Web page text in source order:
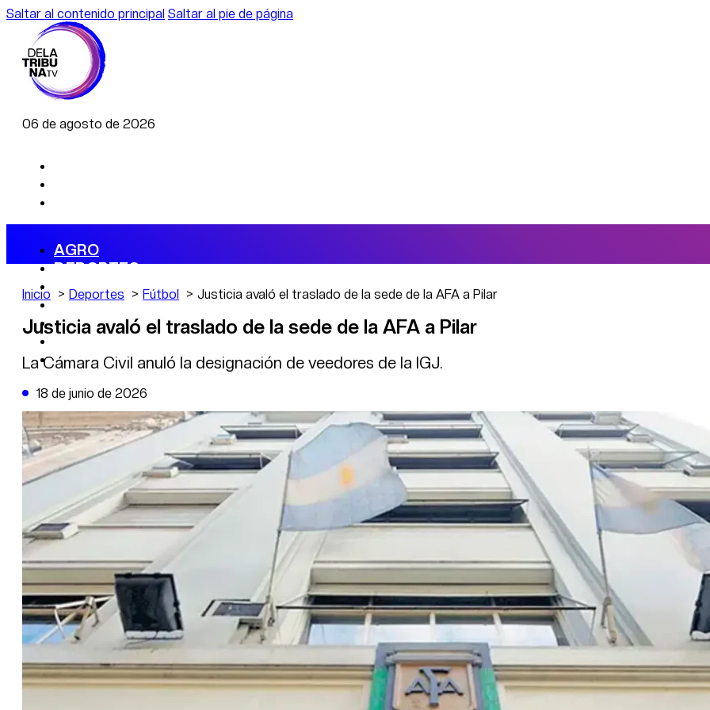
Saltar al contenido principal Saltar al pie de página
06 de agosto de 2026
AGRO
DEPORTES
ECONOMÍA
POLÍTICA
CAMBIO CLIMÁTICO
DE LA TRIBUNA TV
Inicio Deportes Fútbol Justicia avaló el traslado de la sede de la AFA a Pilar
Justicia avaló el traslado de la sede de la AFA a Pilar
La Cámara Civil anuló la designación de veedores de la IGJ.
18 de junio de 2026